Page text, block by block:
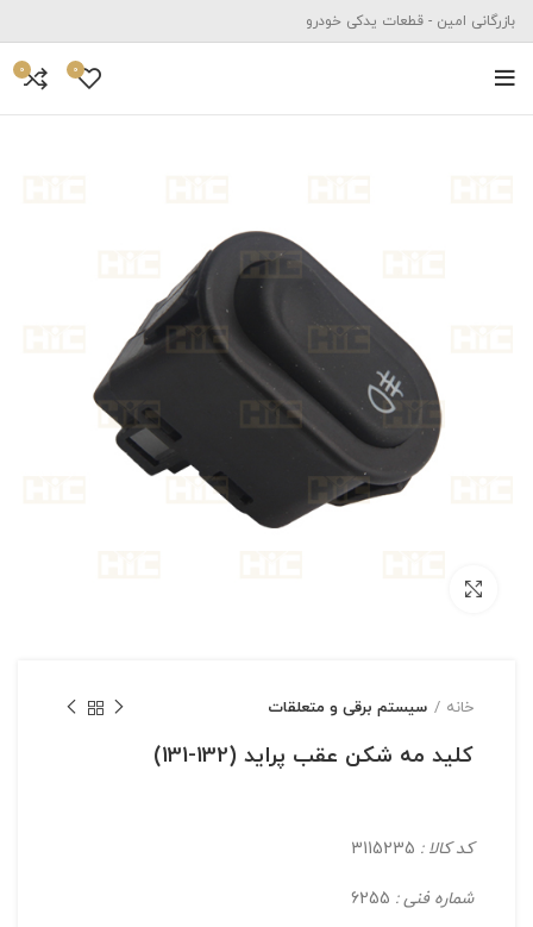
بازرگانی امین - قطعات یدکی خودرو
0
0
خانه سیستم برقی و متعلقات
کلید مه شکن عقب پراید (132-131)
کد کالا :
شماره فنی :